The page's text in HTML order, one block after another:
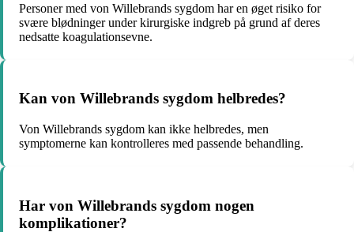
Personer med von Willebrands sygdom har en øget risiko for
svære blødninger under kirurgiske indgreb på grund af deres
nedsatte koagulationsevne.
Kan von Willebrands sygdom helbredes?
Von Willebrands sygdom kan ikke helbredes, men
symptomerne kan kontrolleres med passende behandling.
Har von Willebrands sygdom nogen
komplikationer?